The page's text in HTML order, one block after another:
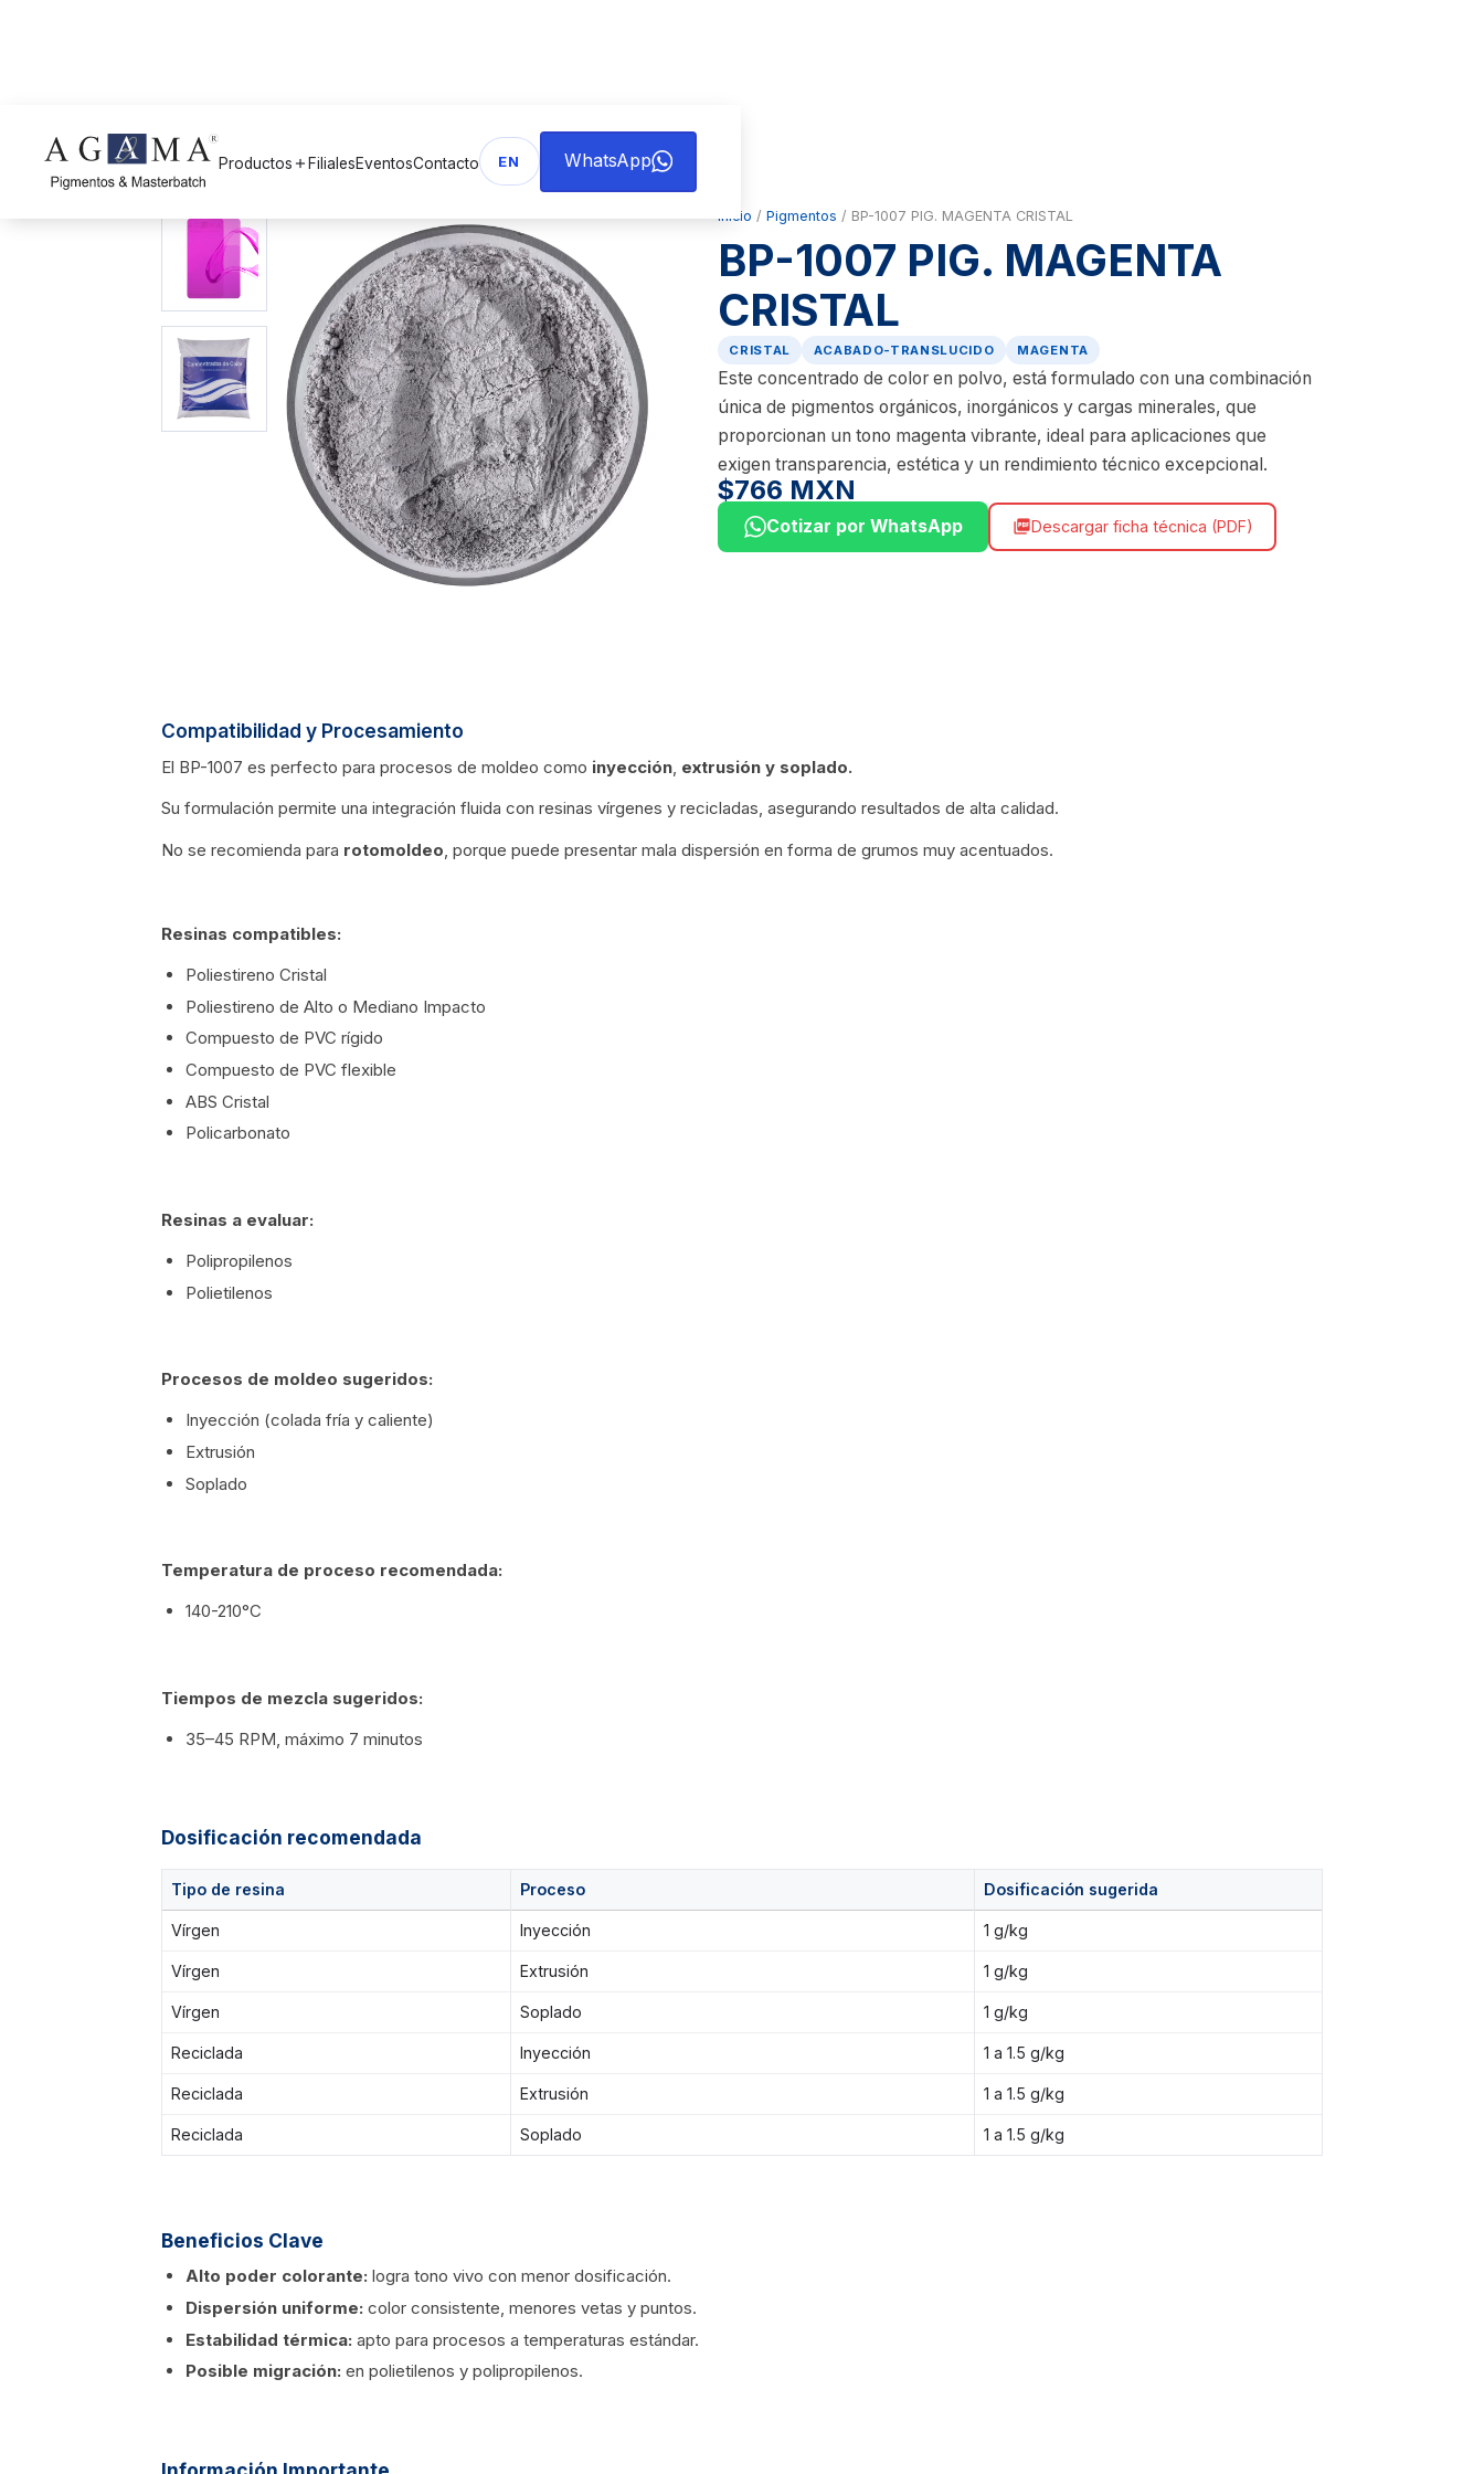
Productos add FilialesEventosContacto EN WhatsApp
arrow_back Volver a Pigmentos
Inicio / Pigmentos / BP-1007 PIG. MAGENTA CRISTAL
BP-1007 PIG. MAGENTA
CRISTAL
CRISTAL ACABADO-TRANSLUCIDO MAGENTA
Este concentrado de color en polvo, está formulado con una combinación
única de pigmentos orgánicos, inorgánicos y cargas minerales, que
proporcionan un tono magenta vibrante, ideal para aplicaciones que
exigen transparencia, estética y un rendimiento técnico excepcional.
$766 MXN
Cotizar por WhatsApp picture_as_pdfDescargar ficha técnica (PDF)
Compatibilidad y Procesamiento
El BP-1007 es perfecto para procesos de moldeo como inyección, extrusión y soplado.
Su formulación permite una integración fluida con resinas vírgenes y recicladas, asegurando resultados de alta calidad.
No se recomienda para rotomoldeo, porque puede presentar mala dispersión en forma de grumos muy acentuados.
Resinas compatibles:
Poliestireno Cristal
Poliestireno de Alto o Mediano Impacto
Compuesto de PVC rígido
Compuesto de PVC flexible
ABS Cristal
Policarbonato
Resinas a evaluar:
Polipropilenos
Polietilenos
Procesos de moldeo sugeridos:
Inyección (colada fría y caliente)
Extrusión
Soplado
Temperatura de proceso recomendada:
140-210°C
Tiempos de mezcla sugeridos:
35–45 RPM, máximo 7 minutos
Dosificación recomendada
Tipo de resina Proceso Dosificación sugerida
Vírgen Inyección 1 g/kg
Vírgen Extrusión 1 g/kg
Vírgen Soplado 1 g/kg
Reciclada Inyección 1 a 1.5 g/kg
Reciclada Extrusión 1 a 1.5 g/kg
Reciclada Soplado 1 a 1.5 g/kg
Beneficios Clave
Alto poder colorante: logra tono vivo con menor dosificación.
Dispersión uniforme: color consistente, menores vetas y puntos.
Estabilidad térmica: apto para procesos a temperaturas estándar.
Posible migración: en polietilenos y polipropilenos.